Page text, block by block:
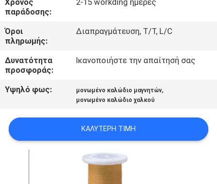
ΣΕ
ΕΠΑΦΉ
ΜΕ
ΕΙΔΉΣΕΙΣ
ΈΝΑ
ΑΠΌΣΠΑΣΜΑ
Χρόνος
παράδοσης:
2-15 workding ημέρες
Όροι
πληρωμής:
Διαπραγμάτευση, T/T, L/C
Δυνατότητα
προσφοράς:
Ικανοποιήστε την απαίτησή σας
Υψηλό φως: μονωμένο καλώδιο μαγνητών,
μονωμένο καλώδιο χαλκού
ΚΑΛΎΤΕΡΗ ΤΙΜΉ